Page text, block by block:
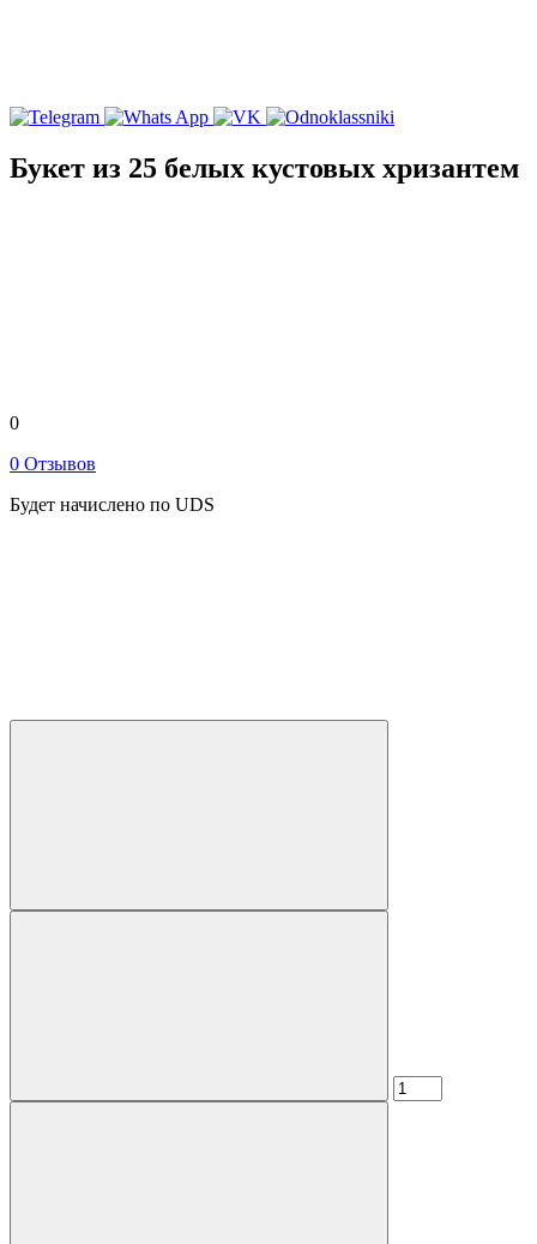
Букет из 25 белых кустовых хризантем
0
0 Отзывов
Будет начислено по UDS